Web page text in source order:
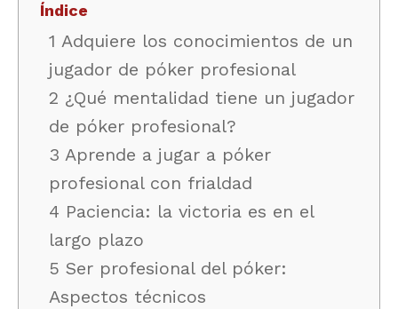
Índice
1 Adquiere los conocimientos de un
jugador de póker profesional
2 ¿Qué mentalidad tiene un jugador
de póker profesional?
3 Aprende a jugar a póker
profesional con frialdad
4 Paciencia: la victoria es en el
largo plazo
5 Ser profesional del póker:
Aspectos técnicos